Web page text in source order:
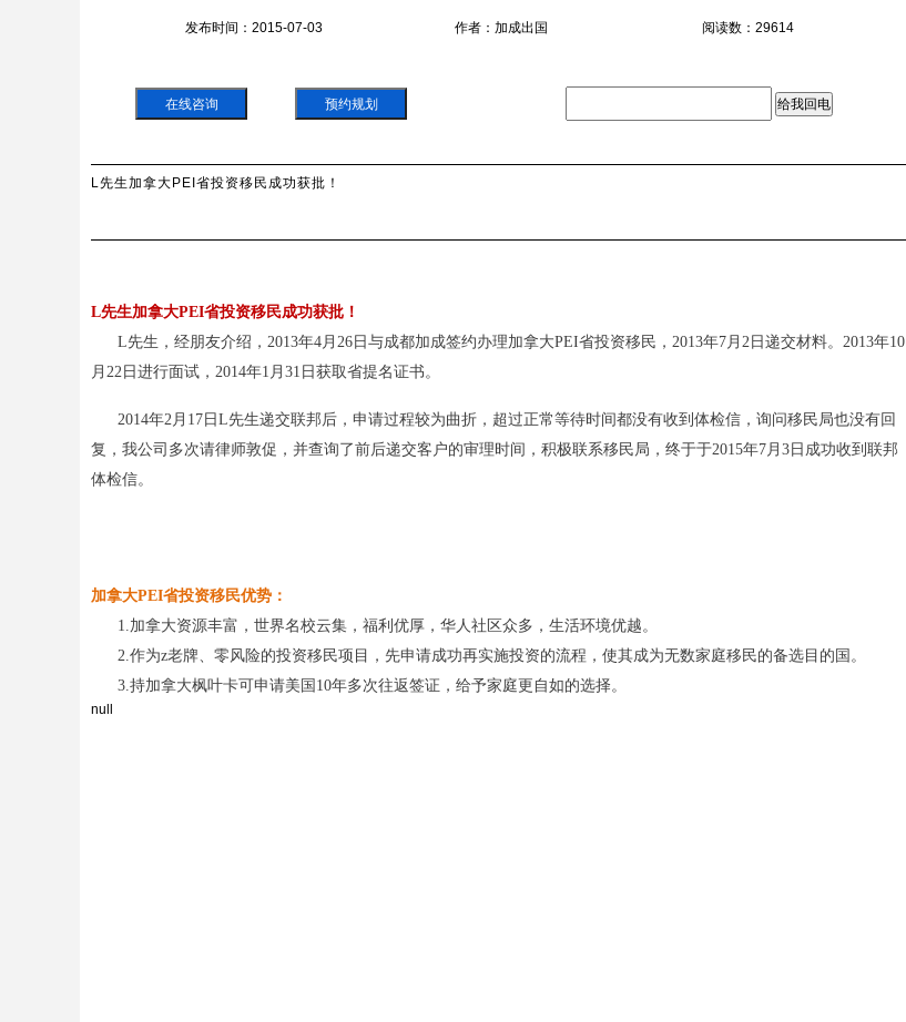
发布时间：2015-07-03 作者：加成出国 阅读数：29614
在线咨询 预约规划 给我回电
L先生加拿大PEI省投资移民成功获批！
L先生加拿大PEI省投资移民成功获批！
L先生，经朋友介绍，2013年4月26日与成都加成签约办理加拿大PEI省投资移民，2013年7月2日递交材料。2013年10
月22日进行面试，2014年1月31日获取省提名证书。
2014年2月17日L先生递交联邦后，申请过程较为曲折，超过正常等待时间都没有收到体检信，询问移民局也没有回
复，我公司多次请律师敦促，并查询了前后递交客户的审理时间，积极联系移民局，终于于2015年7月3日成功收到联邦
体检信。
加拿大PEI省投资移民优势：
1.加拿大资源丰富，世界名校云集，福利优厚，华人社区众多，生活环境优越。
2.作为z老牌、零风险的投资移民项目，先申请成功再实施投资的流程，使其成为无数家庭移民的备选目的国。
3.持加拿大枫叶卡可申请美国10年多次往返签证，给予家庭更自如的选择。
null